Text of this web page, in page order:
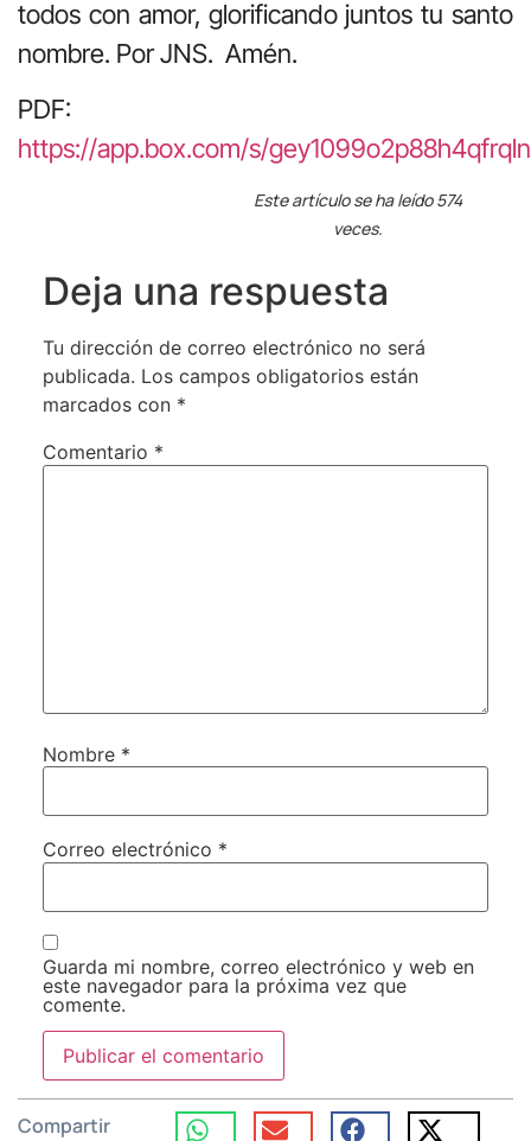
todos con amor, glorificando juntos tu santo
nombre. Por JNS. Amén.
PDF:
https://app.box.com/s/
Este artículo se ha leído 574
veces.
Deja una respuesta
Tu dirección de correo electrónico no será
publicada. Los campos obligatorios están
marcados con *
Comentario *
Nombre *
Correo electrónico *
Guarda mi nombre, correo electrónico y web en
este navegador para la próxima vez que
comente.
Compartir